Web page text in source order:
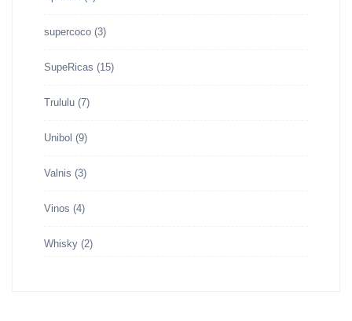
supercoco (3)
SupeRicas (15)
Trululu (7)
Unibol (9)
Valnis (3)
Vinos (4)
Whisky (2)